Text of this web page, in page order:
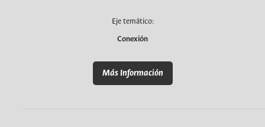
Eje temático:
Conexión
Más Información